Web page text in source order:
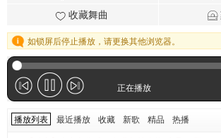
收藏舞曲
如锁屏后停止播放，请更换其他浏览器。
正在播放
播放列表 最近播放 收藏 新歌 精品 热播